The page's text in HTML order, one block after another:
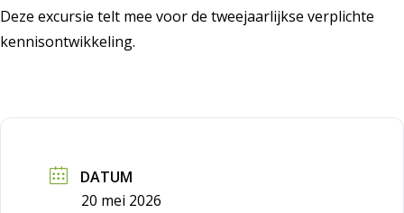
Deze excursie telt mee voor de tweejaarlijkse verplichte
kennisontwikkeling.
DATUM
20 mei 2026